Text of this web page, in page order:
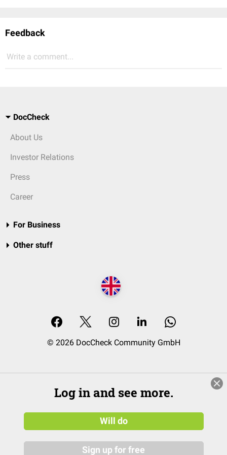
Feedback
Write a comment...
DocCheck
About Us
Investor Relations
Press
Career
For Business
Other stuff
© 2026 DocCheck Community GmbH
Log in and see more.
Will do
Sign up for free